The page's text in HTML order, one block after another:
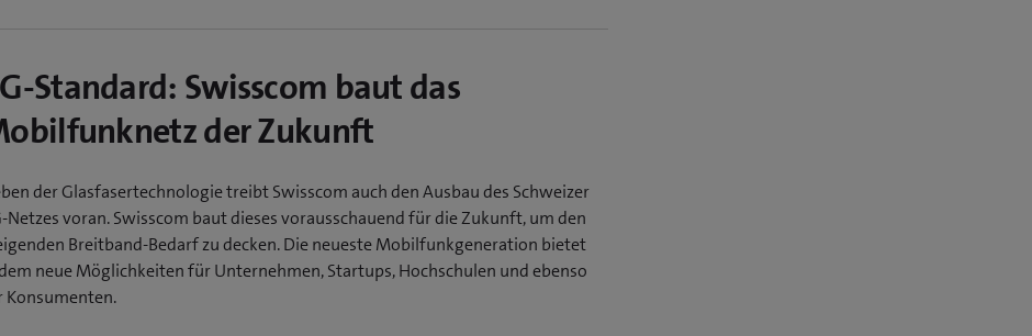
Standard: Swisscom baut das
der Zukunft
der Glasfasertechnologie treibt Swisscom auch den Ausbau des Schweizer
Netzes voran. Swisscom baut dieses vorausschauend für die Zukunft, um den
Breitband-Bedarf zu decken. Die neueste Mobilfunkgeneration bietet
neue Möglichkeiten für Unternehmen, Startups, Hochschulen und ebenso
Konsumenten.